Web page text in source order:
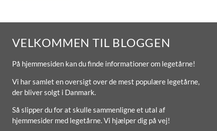
VELKOMMEN TIL BLOGGEN
På hjemmesiden kan du finde informationer om legetårne!
Vi har samlet en oversigt over de mest populære legetårne,
der bliver solgt i Danmark.
Så slipper du for at skulle sammenligne et utal af
hjemmesider med legetårne. Vi hjælper dig på vej!